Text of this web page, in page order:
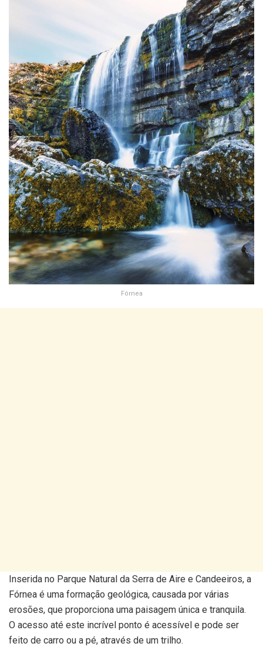
Fórnea
Inserida no Parque Natural da Serra de Aire e Candeeiros, a
Fórnea é uma formação geológica, causada por várias
erosões, que proporciona uma paisagem única e tranquila.
O acesso até este incrível ponto é acessível e pode ser
feito de carro ou a pé, através de um trilho.